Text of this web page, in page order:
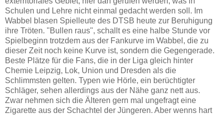
Schulen und Lehre nicht einmal gedacht werden soll. Im
Wabbel blasen Spielleute des DTSB heute zur Beruhigung
ihre Tröten. "Bullen raus", schallt es eine halbe Stunde vor
Spielbeginn trotzdem aus der Fankurve im Wabbel, die zu
dieser Zeit noch keine Kurve ist, sondern die Gegengerade.
Beste Plätze für die Fans, die in der Liga gleich hinter
Chemie Leipzig, Lok, Union und Dresden als die
Schlimmsten gelten. Typen wie Hörle, ein berüchtigter
Schläger, sehen allerdings aus der Nähe ganz nett aus.
Zwar nehmen sich die Älteren gern mal ungefragt eine
Zigarette aus der Schachtel der Jüngeren. Aber wenns hart